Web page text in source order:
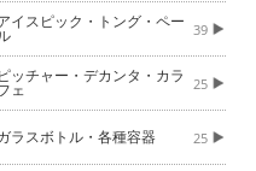
イスピック・トング・ペー 39
ピッチャー・デカンタ・カラ
ェ 25
ラスボトル・各種容器 25